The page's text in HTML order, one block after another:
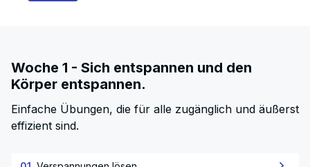
Woche 1 - Sich entspannen und den
Körper entspannen.
Einfache Übungen, die für alle zugänglich und äußerst
effizient sind.